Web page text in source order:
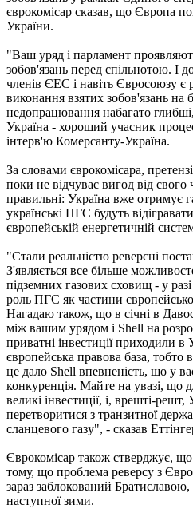
єврокомісар сказав, що Європа
України.
"Ваш уряд і парламент
зобов'язань перед спільнотою. І
членів ЄЕС і навіть Євросоюзу є
виконання взятих зобов'язань на
недопрацювання набагато
Україна - хороший учасник
інтерв'ю Комерсанту-Україна.
За словами єврокомісара,
поки не відчуває вигод від свого
правильні: Україна вже отримує
українські ПГС будуть
європейській енергетичній
"Стали реальністю реверсні
З'являється все більше
підземних газових сховищ - у
роль ПГС як частини
Нагадаю також, що в січні в
між вашим урядом і Shell на
приватні інвестиції приходили в
європейська правова база,
це дало Shell впевненість, що у
конкуренція. Майте на увазі, що
великі інвестиції, і, врешті-
перетворитися з транзитної
сланцевого газу", - сказав
Єврокомісар також стверджує,
тому, що проблема реверсу з
зараз заблокований
наступної зими.